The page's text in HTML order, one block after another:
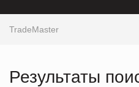
TradeMaster
Результаты